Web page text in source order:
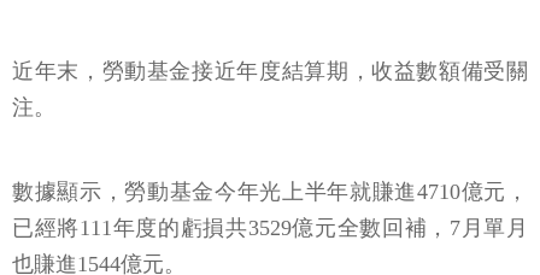
近年末，勞動基金接近年度結算期，收益數額備受關
注。
數據顯示，勞動基金今年光上半年就賺進4710億元，
已經將111年度的虧損共3529億元全數回補，7月單月
也賺進1544億元。